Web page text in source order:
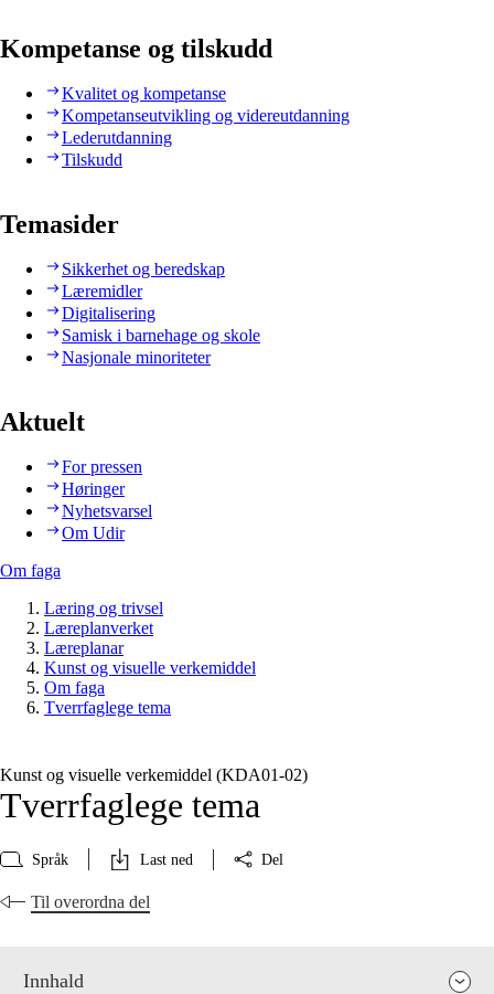
Kompetanse og tilskudd
Kvalitet og kompetanse
Kompetanseutvikling og videreutdanning
Lederutdanning
Tilskudd
Temasider
Sikkerhet og beredskap
Læremidler
Digitalisering
Samisk i barnehage og skole
Nasjonale minoriteter
Aktuelt
For pressen
Høringer
Nyhetsvarsel
Om Udir
Om faga
Læring og trivsel
Læreplanverket
Læreplanar
Kunst og visuelle verkemiddel
Om faga
Tverrfaglege tema
Kunst og visuelle verkemiddel (KDA01‑02)
Tverrfaglege tema
Språk Last ned Del
Til overordna del
Innhald